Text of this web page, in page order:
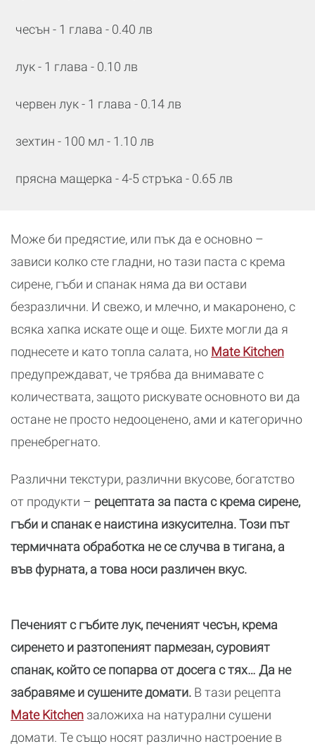
чесън - 1 глава - 0.40 лв
лук - 1 глава - 0.10 лв
червен лук - 1 глава - 0.14 лв
зехтин - 100 мл - 1.10 лв
прясна мащерка - 4-5 стръка - 0.65 лв
Може би предястие, или пък да е основно –
зависи колко сте гладни, но тази паста с крема
сирене, гъби и спанак няма да ви остави
безразлични. И свежо, и млечно, и макаронено, с
всяка хапка искате още и още. Бихте могли да я
поднесете и като топла салата, но Mate Kitchen
предупреждават, че трябва да внимавате с
количествата, защото рискувате основното ви да
остане не просто недооценено, ами и категорично
пренебрегнато.
Различни текстури, различни вкусове, богатство
от продукти – рецептата за паста с крема сирене,
гъби и спанак е наистина изкусителна. Този път
термичната обработка не се случва в тигана, а
във фурната, а това носи различен вкус.
Печеният с гъбите лук, печеният чесън, крема
сиренето и разтопеният пармезан, суровият
спанак, който се попарва от досега с тях… Да не
забравяме и сушените домати. В тази рецепта
Mate Kitchen заложиха на натурални сушени
домати. Те също носят различно настроение в